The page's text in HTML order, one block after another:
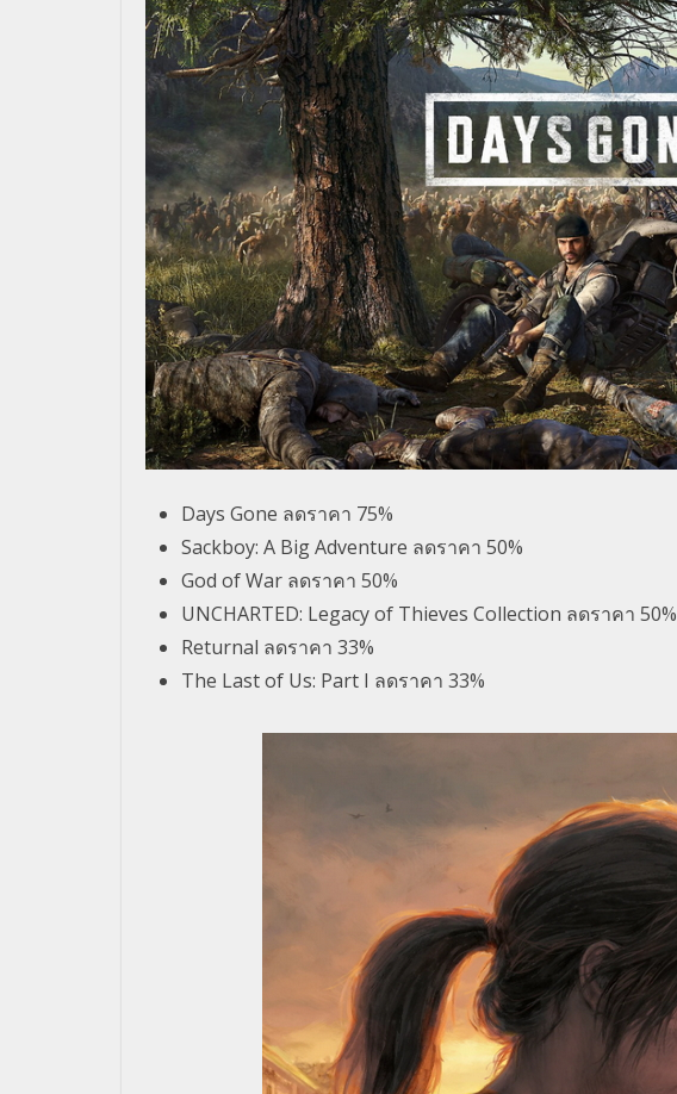
Days Gone ลดราคา 75%
Sackboy: A Big Adventure ลดราคา 50%
God of War ลดราคา 50%
UNCHARTED: Legacy of Thieves Collection ลดราคา 50%
Returnal ลดราคา 33%
The Last of Us: Part I ลดราคา 33%